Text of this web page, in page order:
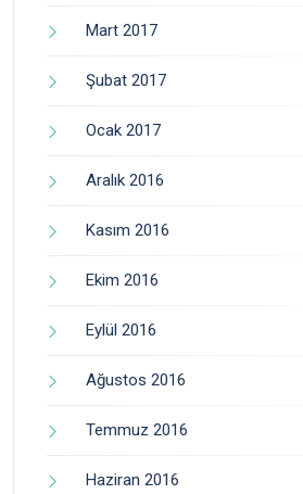
Mart 2017
Şubat 2017
Ocak 2017
Aralık 2016
Kasım 2016
Ekim 2016
Eylül 2016
Ağustos 2016
Temmuz 2016
Haziran 2016